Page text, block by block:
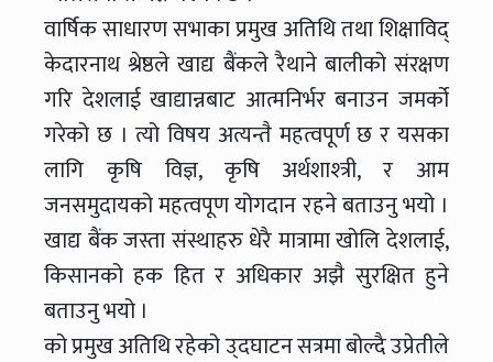
वार्षिक साधारण सभाका प्रमुख अतिथि तथा शिक्षाविद्
केदारनाथ श्रेष्ठले खाद्य बैंकले रैथाने बालीको संरक्षण
गरि देशलाई खाद्यान्नबाट आत्मनिर्भर बनाउन जमर्को
गरेको छ । त्यो विषय अत्यन्तै महत्वपूर्ण छ र यसका
लागि कृषि विज्ञ, कृषि अर्थशाश्त्री, र आम
जनसमुदायको महत्वपूण योगदान रहने बताउनु भयो ।
खाद्य बैंक जस्ता संस्थाहरु धेरै मात्रामा खोलि देशलाई,
किसानको हक हित र अधिकार अझै सुरक्षित हुने
बताउनु भयो ।
को प्रमुख अतिथि रहेको उ्दघाटन सत्रमा बोल्दै उप्रेतीले